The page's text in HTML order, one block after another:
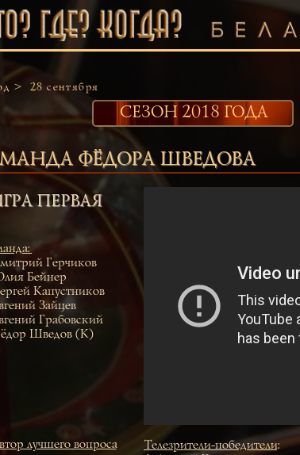
> 28 сентября
СЕЗОН 2018 ГОДА
ФЁДОРА ШВЕДОВА
ПЕРВАЯ
:
Герчиков
Бейнер
Капустников
Зайцев
Грабовский
Шведов (К)
лучшего вопроса Телезрители-победители: